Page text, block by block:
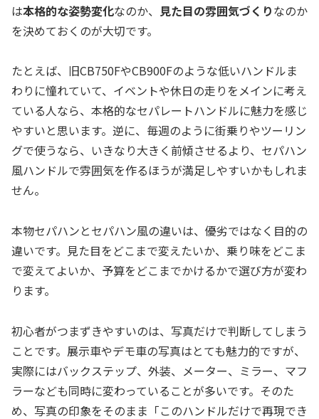
は本格的な姿勢変化なのか、 見た目の雰囲気づくりなのか
を決めておくのが大切です。
たとえば、旧CB750FやCB900Fのような低いハンドルま
わりに憧れていて、イベントや休日の走りをメインに考え
ている人なら、本格的なセパレートハンドルに魅力を感じ
やすいと思います。逆に、毎週のように街乗りやツーリン
グで使うなら、いきなり大きく前傾させるより、セパハン
風ハンドルで雰囲気を作るほうが満足しやすいかもしれま
せん。
本物セパハンとセパハン風の違いは、優劣ではなく目的の
違いです。見た目をどこまで変えたいか、乗り味をどこま
で変えてよいか、予算をどこまでかけるかで選び方が変わ
ります。
初心者がつまずきやすいのは、写真だけで判断してしまう
ことです。展示車やデモ車の写真はとても魅力的ですが、
実際にはバックステップ、外装、メーター、ミラー、マフ
ラーなども同時に変わっていることが多いです。そのた
め、写真の印象をそのまま「このハンドルだけで再現でき